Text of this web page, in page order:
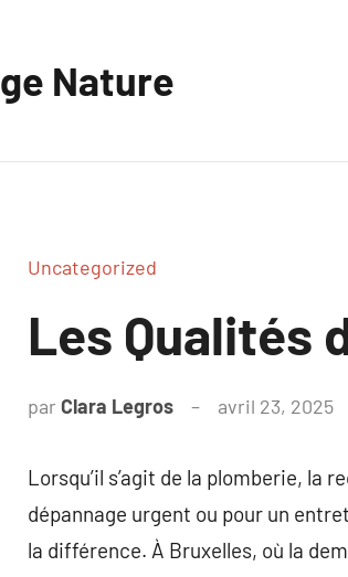
Nature
Uncategorized
Les Qualités
par Clara Legros avril 23, 2025
Lorsqu’il s’agit de la plomberie, la
dépannage urgent ou pour un
la différence. À Bruxelles, où la